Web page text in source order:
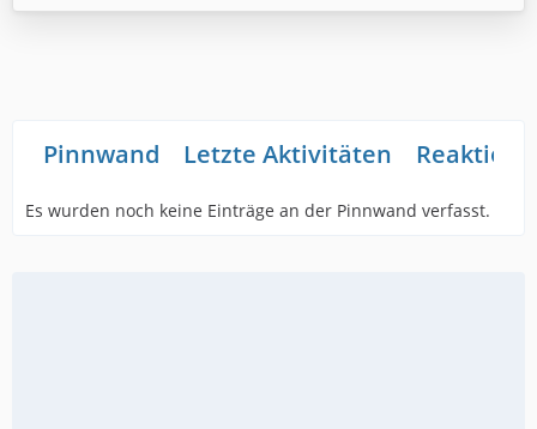
Pinnwand Letzte Aktivitäten
Es wurden noch keine Einträge an der Pinnwand verfasst.